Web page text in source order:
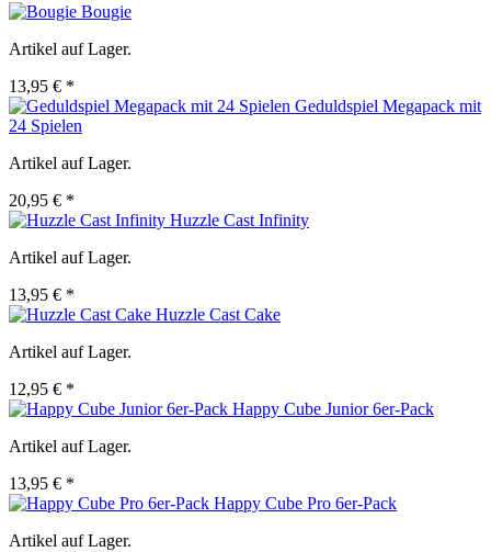
Bougie
Artikel auf Lager.
13,95 € *
Geduldspiel Megapack mit
24 Spielen
Artikel auf Lager.
20,95 € *
Huzzle Cast Infinity
Artikel auf Lager.
13,95 € *
Huzzle Cast Cake
Artikel auf Lager.
12,95 € *
Happy Cube Junior 6er-Pack
Artikel auf Lager.
13,95 € *
Happy Cube Pro 6er-Pack
Artikel auf Lager.